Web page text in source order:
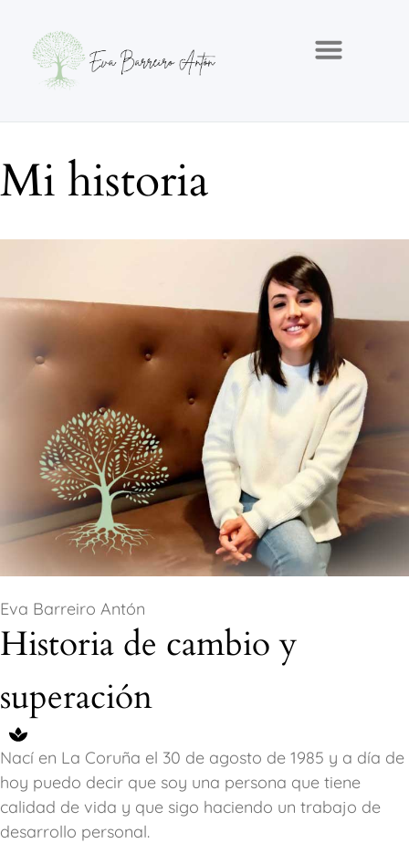
Mi historia
Eva Barreiro Antón
Historia de cambio y
superación
Nací en La Coruña el 30 de agosto de 1985 y a día de
hoy puedo decir que soy una persona que tiene
calidad de vida y que sigo haciendo un trabajo de
desarrollo personal.